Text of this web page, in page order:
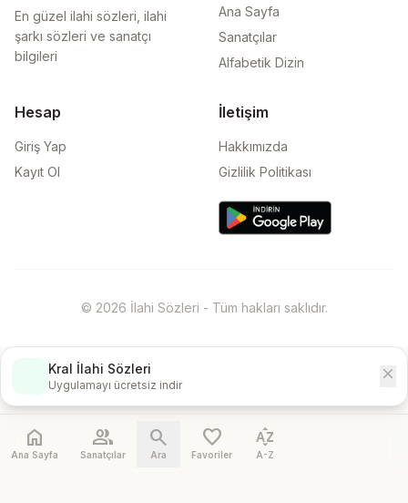
En güzel ilahi sözleri, ilahi
şarkı sözleri ve sanatçı
bilgileri
Ana Sayfa
Sanatçılar
Alfabetik Dizin
Hesap
Giriş Yap
Kayıt Ol
İletişim
Hakkımızda
Gizlilik Politikası
© 2026 İlahi Sözleri - Tüm hakları saklıdır.
Kral İlahi Sözleri
Uygulamayı ücretsiz indir
close
home
Ana Sayfa
people
Sanatçılar
search
Ara
favorite
Favoriler
sort_by_alpha
A-Z